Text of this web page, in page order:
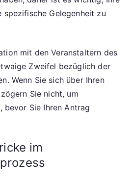
spezifische Gelegenheit zu
mit den Veranstaltern des
Zweifel bezüglich der
Wenn Sie sich über Ihren
Sie nicht, um
bevor Sie Ihren Antrag
im